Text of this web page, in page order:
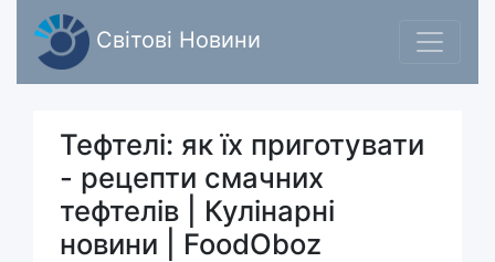
Світові Новини
Тефтелі: як їх приготувати
- рецепти смачних
тефтелів | Кулінарні
новини | FoodOboz